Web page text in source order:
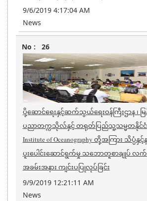
9/6/2019 4:17:04 AM
News
26
ပို့ဆောင်ရေးနှင့်ဆက်သွယ်ရေးဝန်ကြီးဌာန ၊ မြ
ပညာတက္ကသိုလ်နှင့် တရုတ်ပြည်သူ့သမ္မတနိုင်ငံ ၊
Institute of Oceanography တို့အကြား သိပ္ပံ
ပူးပေါင်းဆောင်ရွက်မှု သဘောတူစာချုပ် လ
အခမ်းအနား ကျင်းပပြုလုပ်ခြင်း
9/9/2019 12:21:11 AM
News